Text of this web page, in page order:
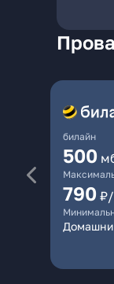
билайн
500
790